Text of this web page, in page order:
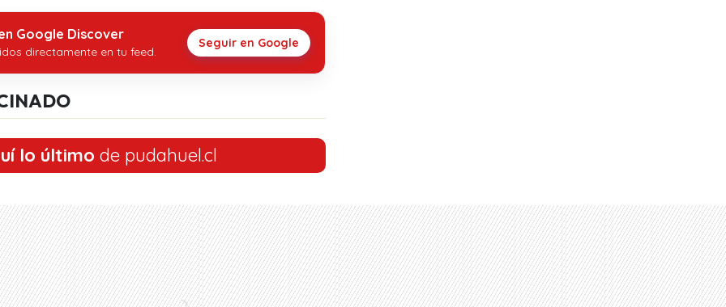
Google Discover
directamente en tu feed.
Seguir en Google
lo último de pudahuel.cl